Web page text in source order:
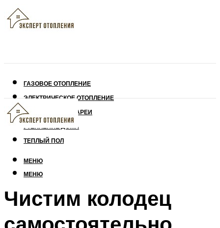
ГАЗОВОЕ ОТОПЛЕНИЕ
ЭЛЕКТРИЧЕСКОЕ ОТОПЛЕНИЕ
СОЛНЕЧНЫЕ БАТАРЕИ
УТЕПЛЕНИЕ ДОМА
ТЕПЛЫЙ ПОЛ
МЕНЮ
МЕНЮ
Чистим колодец